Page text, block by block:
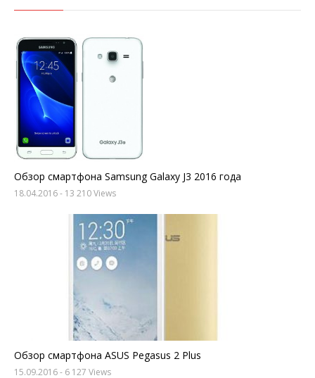
Обзор смартфона Samsung Galaxy J3 2016 года
18.04.2016- 13 210 Views
Обзор смартфона ASUS Pegasus 2 Plus
15.09.2016- 6 127 Views